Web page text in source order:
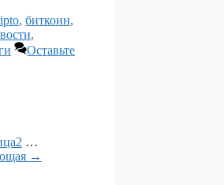
, биткоин,
,
Оставьте
2 …
→